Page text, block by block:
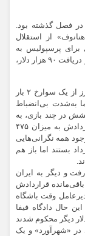
فصل گذشته بود.
هنانوف» از استقلال
پرسپولیس شد و فقط در ۲ بازی برای پرسپولیس به‌
میدان رفت و یک کارت‌زرد گرفت و با این آمار عجیب و دریافت ۹۰ هزار دلار،
«آنتونی استوکس» را به خاطر بیاورید؛ او مصداق بارز از یک سوارخ ۲ بار
به‌شدت بی‌انضباط
در چند بازی، به
یک‌باره این تیم را ترک کرد و توانست کل مبلغ قراردادش به میزان ۴۷۵
همه نگرانی‌هایی
بستند اما باز هم
و دیگر به ایران
قراردادش
وقت باشگاه
با این حال دادگاه فیفا
کرد و آن‌ها به پرداخت ۸۶ هزار دلار دیگر محکوم شدند
برای انجام ۱۹ دقیقه بازی در «شهرآورد» و یک